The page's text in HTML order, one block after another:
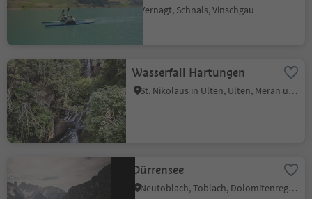
Vernagt, Schnals, Vinschgau
Wasserfall Hartungen
St. Nikolaus in Ulten, Ulten, Meran und Umgebung
Dürrensee
Neutoblach, Toblach, Dolomitenregion 3 Zinnen